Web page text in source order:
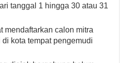
tanggal 1 hingga 30 atau 31
mendaftarkan calon mitra
kota tempat pengemudi